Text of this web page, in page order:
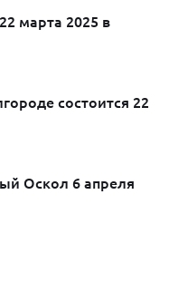
марта 2025 в
состоится 22
Оскол 6 апреля